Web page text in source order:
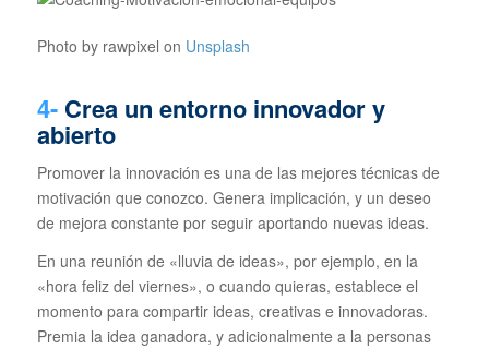
Photo by rawpixel on Unsplash
4- Crea un entorno innovador y
abierto
Promover la innovación es una de las mejores técnicas de
motivación que conozco. Genera implicación, y un deseo
de mejora constante por seguir aportando nuevas ideas.
En una reunión de «lluvia de ideas», por ejemplo, en la
«hora feliz del viernes», o cuando quieras, establece el
momento para compartir ideas, creativas e innovadoras.
Premia la idea ganadora, y adicionalmente a la personas